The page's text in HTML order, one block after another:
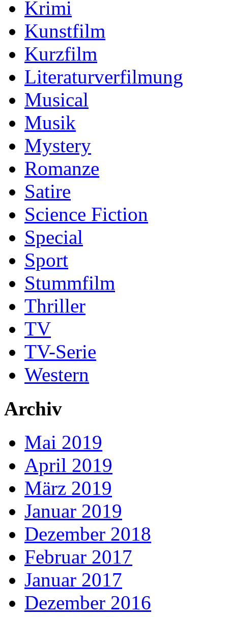
Krimi
Kunstfilm
Kurzfilm
Literaturverfilmung
Musical
Musik
Mystery
Romanze
Satire
Science Fiction
Special
Sport
Stummfilm
Thriller
TV
TV-Serie
Western
Archiv
Mai 2019
April 2019
März 2019
Januar 2019
Dezember 2018
Februar 2017
Januar 2017
Dezember 2016